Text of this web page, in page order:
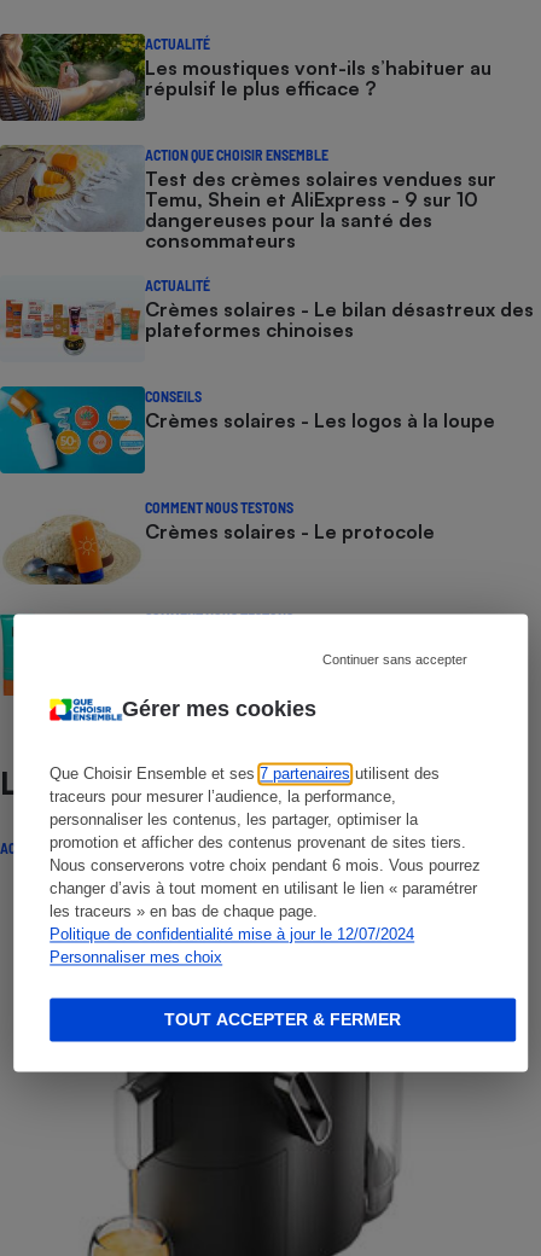
Gérer mes cookies
Que Choisir Ensemble et ses7 partenaires utilisent des
traceurs pour mesurer l’audience, la performance,
personnaliser les contenus, les partager, optimiser la
promotion et afficher des contenus provenant de sites tiers.
Nous conserverons votre choix pendant 6 mois. Vous pourrez
changer d’avis à tout moment en utilisant le lien « paramétrer
les traceurs » en bas de chaque page.
Politique de confidentialité mise à jour le 12/07/2024
Personnaliser mes choix
Continuer sans accepter
TOUT ACCEPTER & FERMER
ACTUALITÉ
Les moustiques vont-ils s’habituer au
répulsif le plus efficace ?
ACTION QUE CHOISIR ENSEMBLE
Test des crèmes solaires vendues sur
Temu, Shein et AliExpress - 9 sur 10
dangereuses pour la santé des
consommateurs
ACTUALITÉ
Crèmes solaires - Le bilan désastreux des
plateformes chinoises
CONSEILS
Crèmes solaires - Les logos à la loupe
COMMENT NOUS TESTONS
Crèmes solaires - Le protocole
COMMENT NOUS TESTONS
Lire aussi
ACTUALITÉ